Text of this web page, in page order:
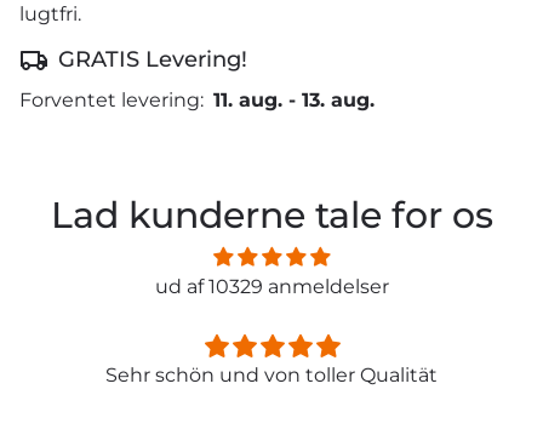
lugtfri.
GRATIS Levering!
Forventet levering: 11. aug. - 13. aug.
Lad kunderne tale for os
ud af 10329 anmeldelser
Sehr schön und von toller Qualität